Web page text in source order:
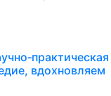
вдохновляем